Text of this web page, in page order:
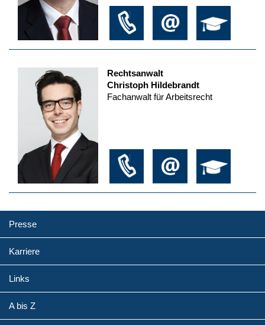
Rechtsanwalt
Christoph Hildebrandt
Fachanwalt für Arbeitsrecht
Presse
Karriere
Links
A bis Z